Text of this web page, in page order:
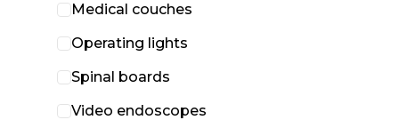
Medical couches
Operating lights
Spinal boards
Video endoscopes